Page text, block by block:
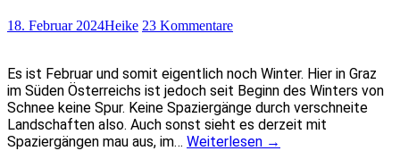
18. Februar 2024Heike 23 Kommentare
Es ist Februar und somit eigentlich noch Winter. Hier in Graz
im Süden Österreichs ist jedoch seit Beginn des Winters von
Schnee keine Spur. Keine Spaziergänge durch verschneite
Landschaften also. Auch sonst sieht es derzeit mit
Spaziergängen mau aus, im… Weiterlesen →